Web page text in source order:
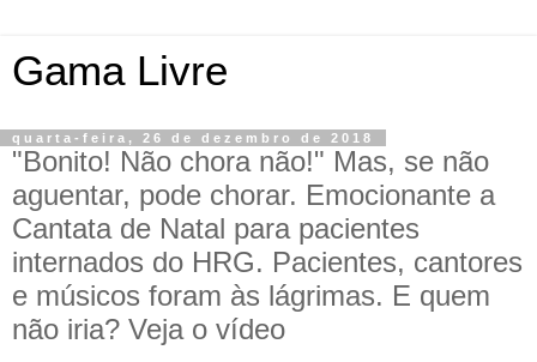
Gama Livre
quarta-feira, 26 de dezembro de 2018
"Bonito! Não chora não!" Mas, se não
aguentar, pode chorar. Emocionante a
Cantata de Natal para pacientes
internados do HRG. Pacientes, cantores
e músicos foram às lágrimas. E quem
não iria? Veja o vídeo